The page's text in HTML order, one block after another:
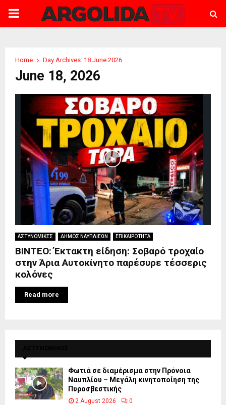
PRIMARY
Home Day Archives: 18 June 2026
June 18, 2026
ΑΣΤΥΝΟΜΙΚΕΣ ΔΗΜΟΣ ΝΑΥΠΛΙΕΩΝ ΕΠΙΚΑΙΡΟΤΗΤΑ
ΒΙΝΤΕΟ: Έκτακτη είδηση: Σοβαρό τροχαίο
στην Άρια Αυτοκίνητο παρέσυρε τέσσερις
κολόνες
Read more
Φωτιά σε διαμέρισμα στην Πρόνοια
Ναυπλίου – Μεγάλη κινητοποίηση της
Πυροσβεστικής
2 August 2026 0